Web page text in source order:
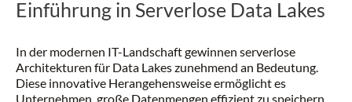
Einführung in Serverlose Data Lakes
In der modernen IT-Landschaft gewinnen serverlose
Architekturen für Data Lakes zunehmend an Bedeutung.
Diese innovative Herangehensweise ermöglicht es
Unternehmen, große Datenmengen effizient zu speichern,